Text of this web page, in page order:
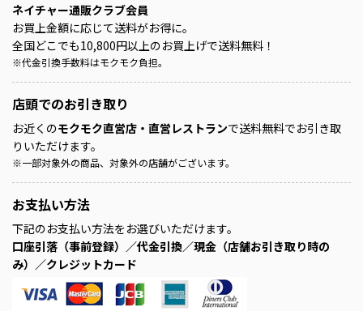
ネイチャー通販クラブ会員
お買上金額に応じて送料がお得に。
全国どこでも10,800円以上のお買上げで送料無料！
※代金引換手数料はモクモク負担。
店頭でのお引き取り
お近くのモクモク直営店・直営レストランで送料無料でお引き取
りいただけます。
※一部対象外の商品、対象外の店舗がございます。
お支払い方法
下記のお支払い方法をお選びいただけます。
口座引落（事前登録）／代金引換／現金（店舗お引き取り時の
み）／クレジットカード